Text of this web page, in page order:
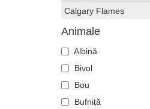
Calgary Flames
Animale
Albină
Bivol
Bou
Bufniță